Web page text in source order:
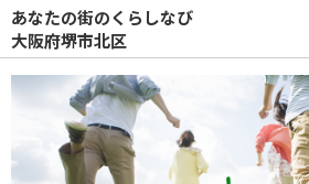
あなたの街のくらしなび
大阪府堺市北区